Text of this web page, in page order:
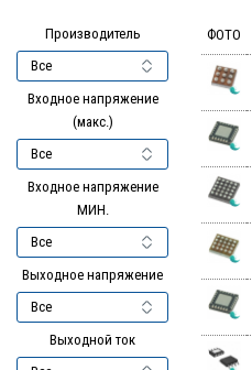
Производитель
Входное напряжение
(макс.)
Входное напряжение
МИН.
Выходное напряжение
Выходной ток
ФОТО